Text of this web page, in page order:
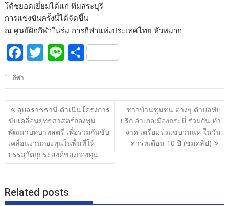
โค้ชยอดเยี่ยมได้แก่ ทีมสระบุรี
การแข่งขันครั้งนี้ได้จัดขึ้น
ณ ศูนย์ฝึกกีฬาในร่ม การกีฬาแห่งประเทศไทย หัวหมาก
F
e
b
o
o
k
T
itt
er
Li
e
S
ar
e
กีฬา
แนะแนว
เรื่อง
อุบลราชธานี ดำเนินโครงการ
ขับเคลื่อนยุทธศาสตร์กองทุน
พัฒนาบทบาทสตรี เพื่อร่วมกันขับ
เคลื่อนงานกองทุนในพื้นที่ให้
บรรลุวัตถุประสงค์ของกองทุน
ชาวบ้านชุมชน ต่างๆ ตำบลทับ
ปริก อำเภอเมืองกระบี่ ร่วมกัน ทำ
จาด เตรียมร่วมขบวนแห่ ในวัน
สารทเดือน 10 ปี (ชมคลิป)
Related posts